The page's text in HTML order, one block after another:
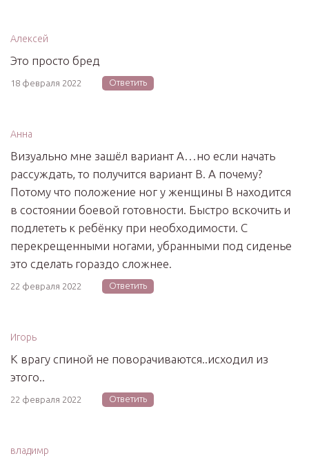
Алексей
Это просто бред
18 февраля 2022 Ответить
Анна
Визуально мне зашёл вариант А…но если начать
рассуждать, то получится вариант В. А почему?
Потому что положение ног у женщины В находится
в состоянии боевой готовности. Быстро вскочить и
подлететь к ребёнку при необходимости. С
перекрещенными ногами, убранными под сиденье
это сделать гораздо сложнее.
22 февраля 2022 Ответить
Игорь
К врагу спиной не поворачиваются..исходил из
этого..
22 февраля 2022 Ответить
владимр